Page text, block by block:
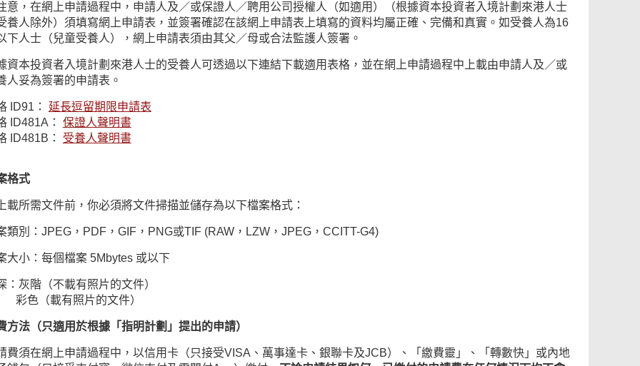
意，在網上申請過程中，申請人及／或保證人／聘用公司授權人（如適用）（根據資本投資者入境計劃來港人士
養人除外）須填寫網上申請表，並簽署確認在該網上申請表上填寫的資料均屬正確、完備和真實。如受養人為16
下人士（兒童受養人），網上申請表須由其父／母或合法監護人簽署。
資本投資者入境計劃來港人士的受養人可透過以下連結下載適用表格，並在網上申請過程中上載由申請人及／或
人妥為簽署的申請表。
ID91： 延長逗留期限申請表
ID481A： 保證人聲明書
ID481B： 受養人聲明書
格式
載所需文件前，你必須將文件掃描並儲存為以下檔案格式：
類別：JPEG，PDF，GIF，PNG或TIF (RAW，LZW，JPEG，CCITT-G4)
大小：每個檔案 5Mbytes 或以下
：灰階（不載有照片的文件）
（載有照片的文件）
方法（只適用於根據「指明計劃」提出的申請）
費須在網上申請過程中，以信用卡（只接受VISA、萬事達卡、銀聯卡及JCB）、「繳費靈」、「轉數快」或內地